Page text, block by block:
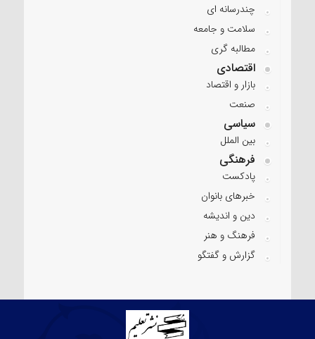
چندرسانه ای
سلامت و جامعه
مطالبه گری
اقتصادی
بازار و اقتصاد
صنعت
سیاسی
بین الملل
فرهنگی
پادکست
خبرهای بانوان
دین و اندیشه
فرهنگ و هنر
گزارش و گفتگو